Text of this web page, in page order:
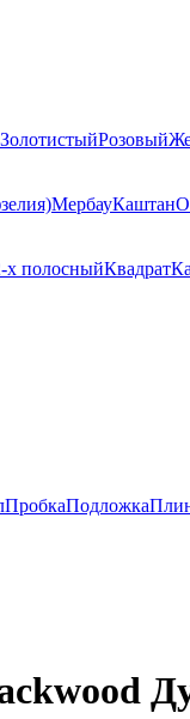
ЗолотистыйРозовый
МербауКаштан
х полосныйКвадрат
ПробкаПодложка